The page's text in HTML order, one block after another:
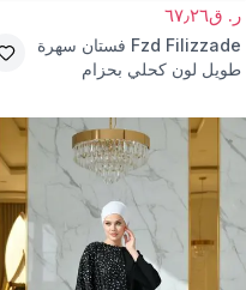
ر. ق٦٧٫٢٦
Fzd Filizzade فستان سهرة
طويل لون كحلي بحزام